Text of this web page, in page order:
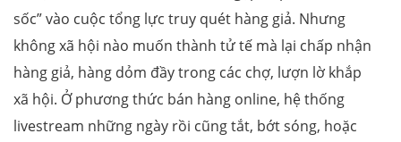
sốc” vào cuộc tổng lực truy quét hàng giả. Nhưng
không xã hội nào muốn thành tử tế mà lại chấp nhận
hàng giả, hàng dỏm đầy trong các chợ, lượn lờ khắp
xã hội. Ở phương thức bán hàng online, hệ thống
livestream những ngày rồi cũng tắt, bớt sóng, hoặc